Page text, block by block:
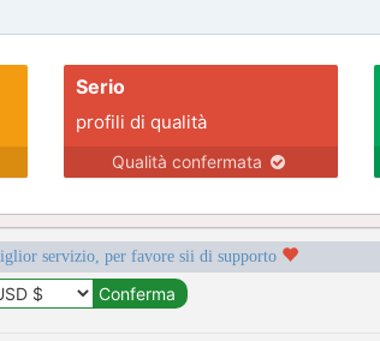
Serio
profili di qualità
Qualità confermata
servizio, per favore sii di supporto